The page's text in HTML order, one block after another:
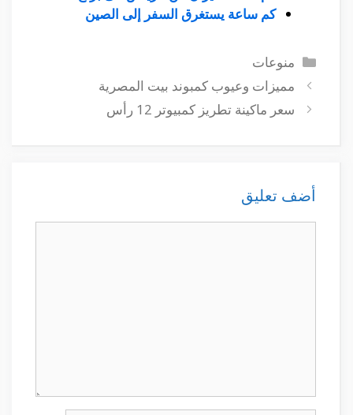
كم ساعة يستغرق السفر إلى الصين
التصنيفات
منوعات
مميزات وعيوب كمبوند بيت المصرية
سعر ماكينة تطريز كمبيوتر 12 رأس
أضف تعليق